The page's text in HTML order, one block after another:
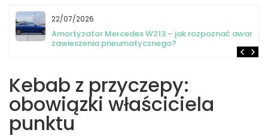
06/07/2026
Elementy strony WWW budujące wizerunek eksperta
Kebab z przyczepy:
obowiązki właściciela
punktu